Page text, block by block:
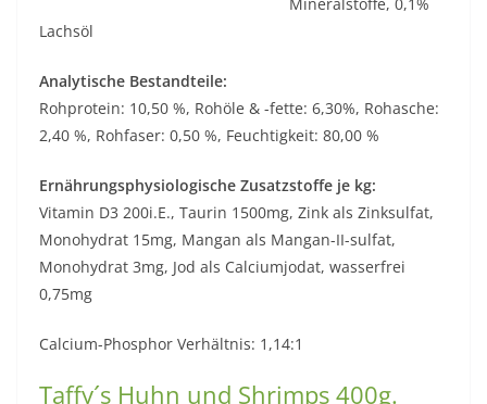
Lachsöl
Analytische Bestandteile:
Rohprotein: 10,50 %, Rohöle & -fette: 6,30%, Rohasche:
2,40 %, Rohfaser: 0,50 %, Feuchtigkeit: 80,00 %
Ernährungsphysiologische Zusatzstoffe je kg:
Vitamin D3 200i.E., Taurin 1500mg, Zink als Zinksulfat,
Monohydrat 15mg, Mangan als Mangan-II-sulfat,
Monohydrat 3mg, Jod als Calciumjodat, wasserfrei
0,75mg
Calcium-Phosphor Verhältnis: 1,14:1
Taffy´s Huhn und Shrimps 400g.